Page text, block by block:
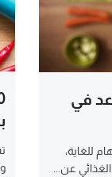
في
للغاية،
عن...